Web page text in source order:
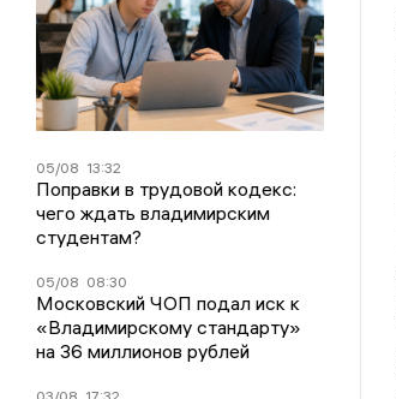
05/08 13:32
Поправки в трудовой кодекс:
чего ждать владимирским
студентам?
05/08 08:30
Московский ЧОП подал иск к
«Владимирскому стандарту»
на 36 миллионов рублей